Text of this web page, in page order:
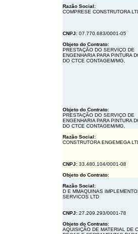
Razão Social:
COMPRESE CONSTRUTORA
CNPJ: 07.770.683/0001-05
Objeto do Contrato:
PRESTAÇÃO DO SERVIÇO DE
ENGENHARIA PARA PINTURA
DO CTCE CONTAGEM/MG,
Objeto do Contrato:
PRESTAÇÃO DO SERVIÇO DE
ENGENHARIA PARA PINTURA
DO CTCE CONTAGEM/MG,
Razão Social:
CONSTRUTORA ENGEMEGA
CNPJ: 33.480.104/0001-08
Objeto do Contrato:
Razão Social:
D E MMAQUINAS
SERVICOS LTD
CNPJ: 27.209.293/0001-78
Objeto do Contrato:
AQUISIÇÃO DE MATERIAL DE